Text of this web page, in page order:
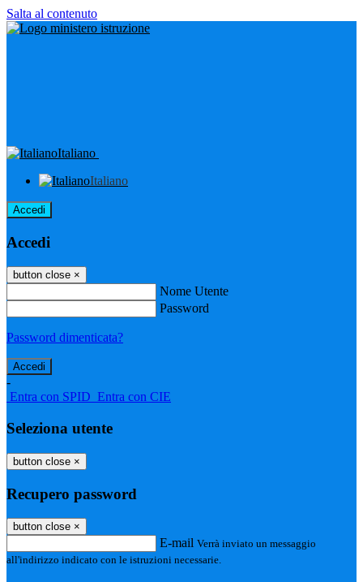
Salta al contenuto
Italiano
Italiano
Accedi
Accedi
button close ×
Nome Utente
Password
Password dimenticata?
-
Entra con SPID Entra con CIE
Seleziona utente
button close ×
Recupero password
button close ×
E-mail Verrà inviato un messaggio
all'indirizzo indicato con le istruzioni necessarie.